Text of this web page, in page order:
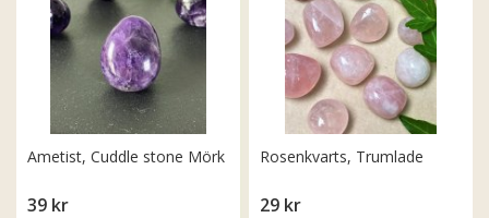
Ametist, Cuddle stone Mörk
39 kr
Rosenkvarts, Trumlade
29 kr